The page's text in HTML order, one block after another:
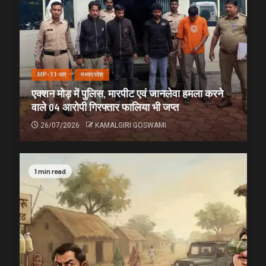
MP-11 धार मध्यप्रदेश
एक्शन मोड़ में पुलिस, मारपीट एवं जानलेवा हमला करने
वाले 04 आरोपी गिरफ्तार फालिया भी जप्त
26/07/2026 KAMALGIRI GOSWAMI
1 min read